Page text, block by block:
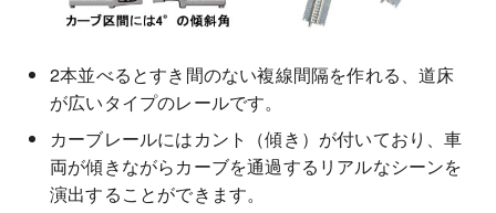
2本並べるとすき間のない複線間隔を作れる、道床
が広いタイプのレールです。
カーブレールにはカント（傾き）が付いており、車
両が傾きながらカーブを通過するリアルなシーンを
演出することができます。